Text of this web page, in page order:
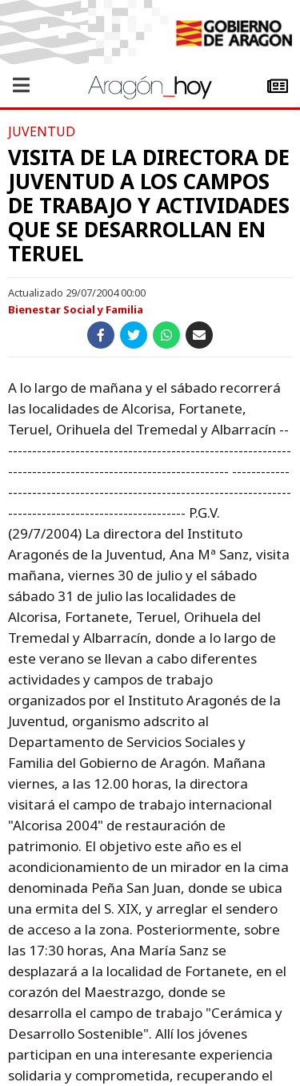
JUVENTUD
VISITA DE LA DIRECTORA DE
JUVENTUD A LOS CAMPOS
DE TRABAJO Y ACTIVIDADES
QUE SE DESARROLLAN EN
TERUEL
Actualizado 29/07/2004 00:00
Bienestar Social y Familia
A lo largo de mañana y el sábado recorrerá
las localidades de Alcorisa, Fortanete,
Teruel, Orihuela del Tremedal y Albarracín --
-----------------------------------------------------------
---------------------------------------------- ------------
-----------------------------------------------------------
------------------------------------- P.G.V.
(29/7/2004) La directora del Instituto
Aragonés de la Juventud, Ana Mª Sanz, visita
mañana, viernes 30 de julio y el sábado
sábado 31 de julio las localidades de
Alcorisa, Fortanete, Teruel, Orihuela del
Tremedal y Albarracín, donde a lo largo de
este verano se llevan a cabo diferentes
actividades y campos de trabajo
organizados por el Instituto Aragonés de la
Juventud, organismo adscrito al
Departamento de Servicios Sociales y
Familia del Gobierno de Aragón. Mañana
viernes, a las 12.00 horas, la directora
visitará el campo de trabajo internacional
"Alcorisa 2004" de restauración de
patrimonio. El objetivo este año es el
acondicionamiento de un mirador en la cima
denominada Peña San Juan, donde se ubica
una ermita del S. XIX, y arreglar el sendero
de acceso a la zona. Posteriormente, sobre
las 17:30 horas, Ana María Sanz se
desplazará a la localidad de Fortanete, en el
corazón del Maestrazgo, donde se
desarrolla el campo de trabajo "Cerámica y
Desarrollo Sostenible". Allí los jóvenes
participan en una interesante experiencia
solidaria y comprometida, recuperando el